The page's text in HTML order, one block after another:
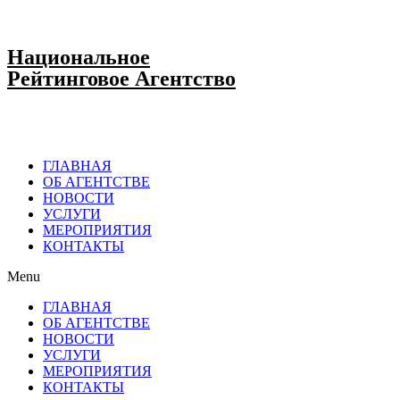
Национальное
Рейтинговое Агентство
ГЛАВНАЯ
ОБ АГЕНТСТВЕ
НОВОСТИ
УСЛУГИ
МЕРОПРИЯТИЯ
КОНТАКТЫ
Menu
ГЛАВНАЯ
ОБ АГЕНТСТВЕ
НОВОСТИ
УСЛУГИ
МЕРОПРИЯТИЯ
КОНТАКТЫ